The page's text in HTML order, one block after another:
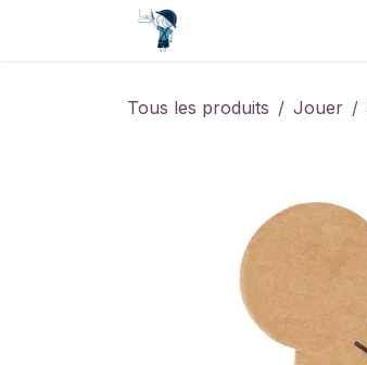
Se rendre au contenu
Tous les produits Jouer